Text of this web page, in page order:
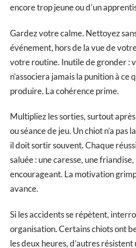
encore trop jeune ou d’un
Gardez votre calme. Nettoyez
événement, hors de la vue de
votre routine. Inutile de gronder :
n’associera jamais la punition à ce
produire. La cohérence prime.
Multipliez les sorties, surtout
ou séance de jeu. Un chiot n’a pas
il doit sortir souvent. Chaque
saluée : une caresse, une
encourageant. La motivation
avance.
Si les accidents se répètent,
organisation. Certains chiots ont
les deux heures, d’autres résistent